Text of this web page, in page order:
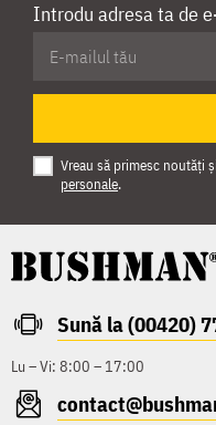
Introdu adresa ta de
Vreau să primesc noutăți
personale.
Sună la (00420)
Lu – Vi: 8:00 – 17:00